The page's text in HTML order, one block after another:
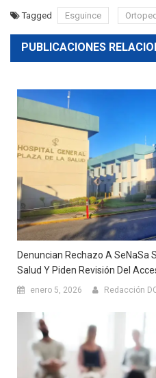
Tagged Esguince
PUBLICACIONES
Denuncian Rechazo A SeNaSa
Salud Y Piden Revisión Del
enero 5, 2026 Redacción